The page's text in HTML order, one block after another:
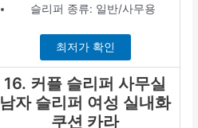
슬리퍼 종류: 일반/사무용
최저가 확인
16. 커플 슬리퍼 사무실
남자 슬리퍼 여성 실내화
쿠션 카라